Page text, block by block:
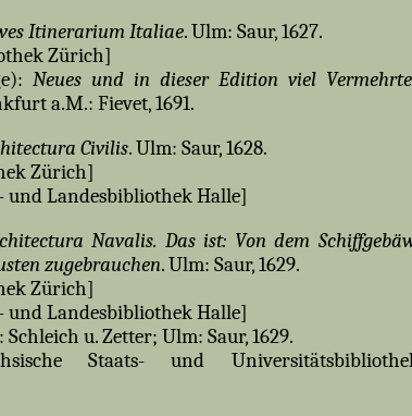
Itinerarium Italiae. Ulm: Saur, 1627.
Zürich]
Neues und in dieser Edition viel
a.M.: Fievet, 1691.
Civilis. Ulm: Saur, 1628.
Zürich]
Landesbibliothek Halle]
Navalis. Das ist: Von dem
zugebrauchen. Ulm: Saur, 1629.
Zürich]
Landesbibliothek Halle]
u. Zetter; Ulm: Saur, 1629.
Staats- und